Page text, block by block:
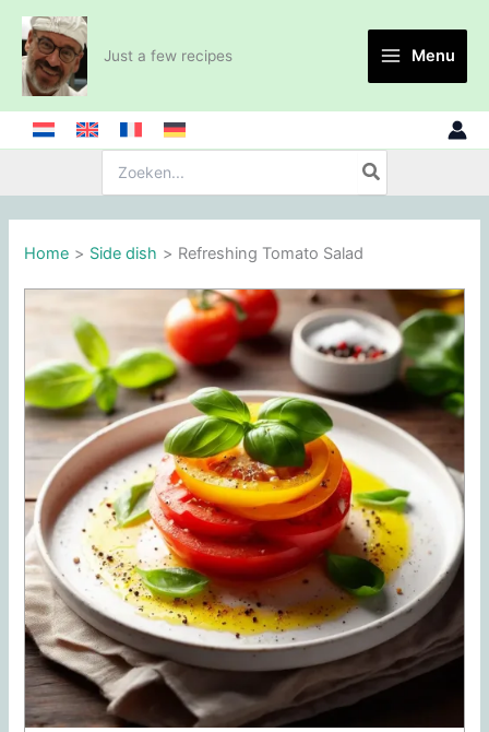
Skip
content
Just a few recipes Menu
for:
Home Side dish Refreshing Tomato Salad